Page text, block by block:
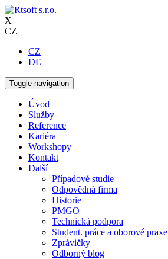
X
CZ
CZ
DE
Toggle navigation
Úvod
Služby
Reference
Kariéra
Workshopy
Kontakt
Další
Případové studie
Odpovědná firma
Historie
PMGO
Technická podpora
Student. práce a oborové praxe
Zprávičky
Odborný blog